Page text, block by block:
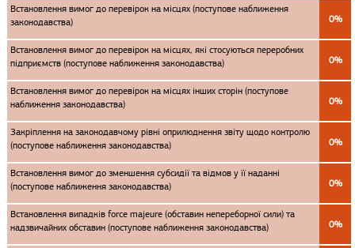
Встановлення вимог до перевірок на місцях (поступове наближення
законодавства)
0%
Встановлення вимог до перевірок на місцях, які стосуються переробних
підприємств (поступове наближення законодавства)
0%
Встановлення вимог до перевірок на місцях інших сторін (поступове
наближення законодавства)
0%
Закріплення на законодавчому рівні оприлюднення звіту щодо контролю
(поступове наближення законодавства)
0%
Встановлення вимог до зменшення субсидії та відмов у її наданні
(поступове наближення законодавства)
0%
Встановлення випадків force majeure (обставин непереборної сили) та
надзвичайних обставин (поступове наближення законодавства)
0%